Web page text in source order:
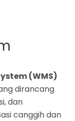
(WMS)
dirancang
dan
canggih dan